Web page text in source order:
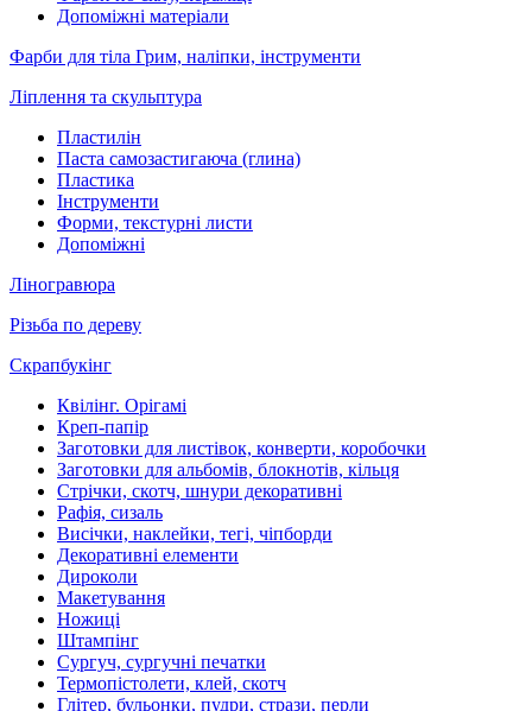
Допоміжні матеріали
Фарби для тіла Грим, наліпки, інструменти
Ліплення та скульптура
Пластилін
Паста самозастигаюча (глина)
Пластика
Інструменти
Форми, текстурні листи
Допоміжні
Ліногравюра
Різьба по дереву
Скрапбукінг
Квілінг. Орігамі
Креп-папір
Заготовки для листівок, конверти, коробочки
Заготовки для альбомів, блокнотів, кільця
Стрічки, скотч, шнури декоративні
Рафія, сизаль
Висічки, наклейки, тегі, чіпборди
Декоративні елементи
Дироколи
Макетування
Ножиці
Штампінг
Сургуч, сургучні печатки
Термопістолети, клей, скотч
Глітер, бульонки, пудри, стрази, перли